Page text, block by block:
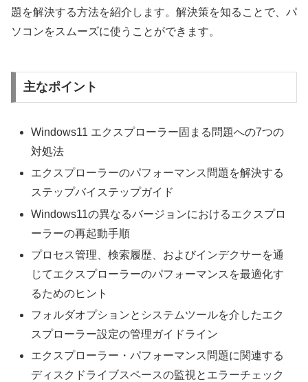
題を解決する方法を紹介します。解決策を知ることで、パ
ソコンをスムーズに使うことができます。
主なポイント
Windows11 エクスプローラー固まる問題への7つの
対処法
エクスプローラーのパフォーマンス問題を解決する
ステップバイステップガイド
Windows11の異なるバージョンにおけるエクスプロ
ーラーの再起動手順
プロセス管理、検索履歴、およびインデクサーを通
じてエクスプローラーのパフォーマンスを最適化す
るためのヒント
フォルダオプションとシステムツールを介したエク
スプローラー設定の管理ガイドライン
エクスプローラー・パフォーマンス問題に関連する
ディスクドライブスペースの監視とエラーチェック